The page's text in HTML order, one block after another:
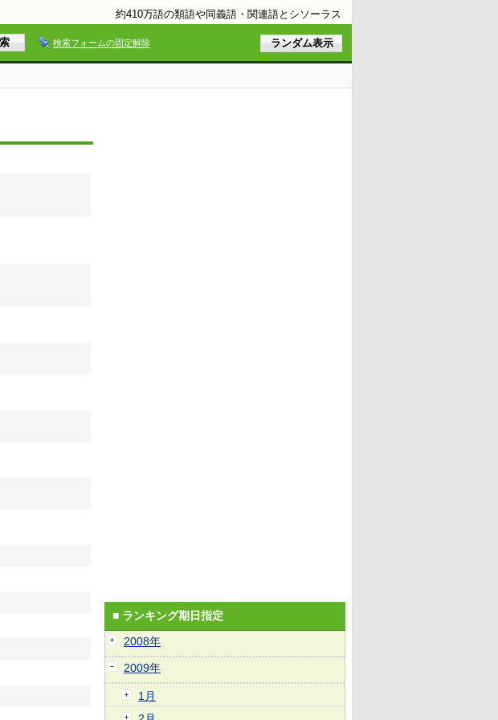
約410万語の類語や同義語・関連語とシソーラス
検索フォームの固定解除
■ ランキング期日指定
2008年
2009年
1月